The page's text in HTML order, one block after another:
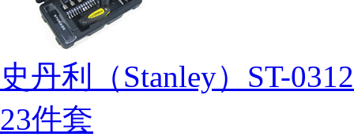
史丹利（Stanley）ST-
23件套